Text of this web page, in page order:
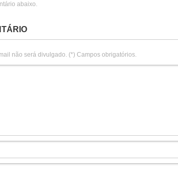
abaixo.
não será divulgado. (*) Campos obrigatórios.